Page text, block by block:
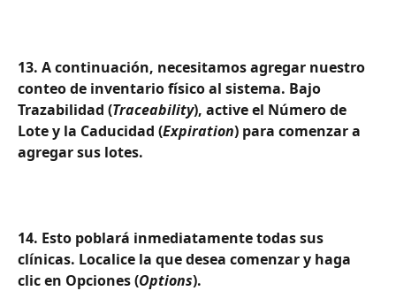
13. A continuación, necesitamos agregar nuestro
conteo de inventario físico al sistema. Bajo
Trazabilidad (Traceability), active el Número de
Lote y la Caducidad (Expiration) para comenzar a
agregar sus lotes.
14. Esto poblará inmediatamente todas sus
clínicas. Localice la que desea comenzar y haga
clic en Opciones (Options).